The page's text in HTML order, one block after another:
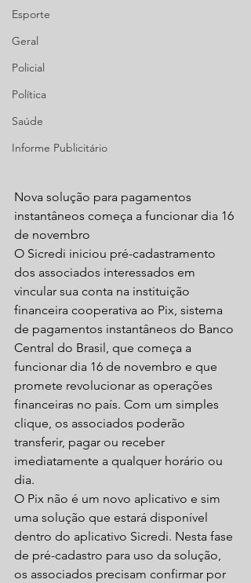
Esporte
Geral
Policial
Política
Saúde
Informe Publicitário
Nova solução para pagamentos
instantâneos começa a funcionar dia 16
de novembro
O Sicredi iniciou pré-cadastramento
dos associados interessados em
vincular sua conta na instituição
financeira cooperativa ao Pix, sistema
de pagamentos instantâneos do Banco
Central do Brasil, que começa a
funcionar dia 16 de novembro e que
promete revolucionar as operações
financeiras no país. Com um simples
clique, os associados poderão
transferir, pagar ou receber
imediatamente a qualquer horário ou
dia.
O Pix não é um novo aplicativo e sim
uma solução que estará disponível
dentro do aplicativo Sicredi. Nesta fase
de pré-cadastro para uso da solução,
os associados precisam confirmar por